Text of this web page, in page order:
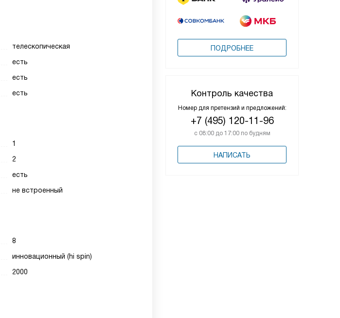
ПОДРОБНЕЕ
Контроль качества
Номер для претензий и предложений:
+7 (495) 120-11-96
с 08:00 до 17:00 по будням
НАПИСАТЬ
телескопическая
есть
есть
есть
1
2
есть
не встроенный
8
инновационный (hi spin)
2000